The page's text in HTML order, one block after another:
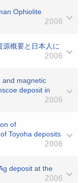
Ophiolite
2006
概要と日本人に
2006
and magnetic
deposit in
2006
of
Toyoha deposits
2006
deposit at the
2006